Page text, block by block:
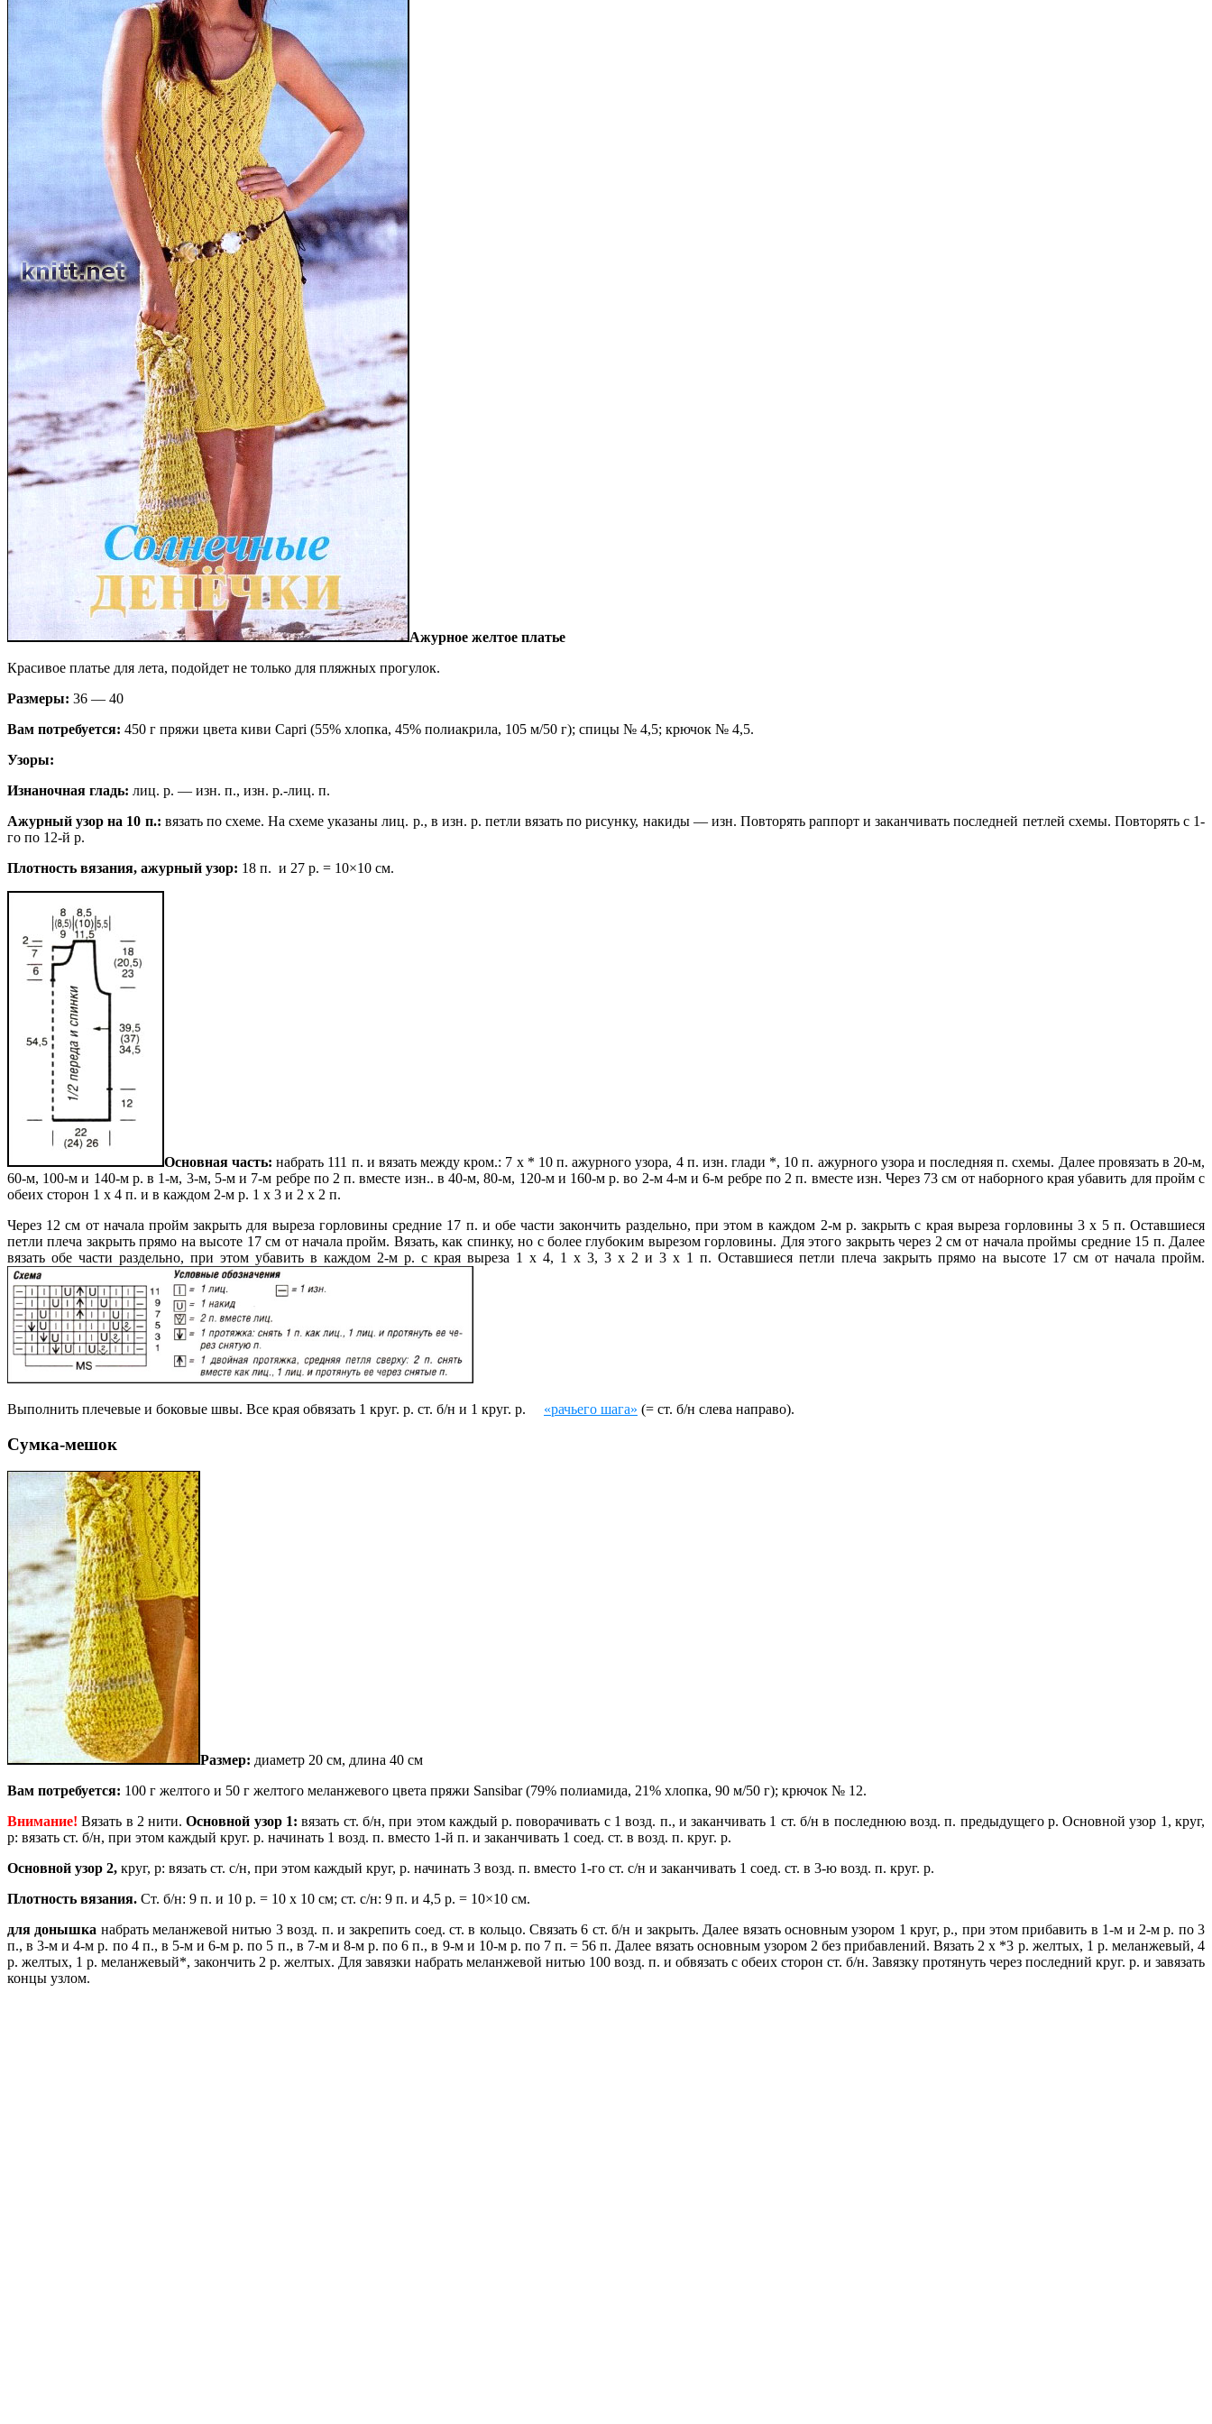
Ажурное желтое платье
Красивое платье для лета, подойдет не только для пляжных прогулок.
Размеры: 36 — 40
Вам потребуется: 450 г пряжи цвета киви Capri (55% хлопка, 45% полиакрила, 105 м/50 г); спицы № 4,5; крючок № 4,5.
Узоры:
Изнаночная гладь: лиц. р. — изн. п., изн. р.-лиц. п.
Ажурный узор на 10 п.: вязать по схеме. На схеме указаны лиц. р., в изн. р. петли вязать по рисунку, накиды — изн. Повторять раппорт и заканчивать последней петлей схемы. Повторять с 1-
го по 12-й р.
Плотность вязания, ажурный узор: 18 п. и 27 р. = 10×10 см.
Основная часть: набрать 111 п. и вязать между кром.: 7 х * 10 п. ажурного узора, 4 п. изн. глади *, 10 п. ажурного узора и последняя п. схемы. Далее провязать в 20-м,
60-м, 100-м и 140-м р. в 1-м, 3-м, 5-м и 7-м ребре по 2 п. вместе изн.. в 40-м, 80-м, 120-м и 160-м р. во 2-м 4-м и 6-м ребре по 2 п. вместе изн. Через 73 см от наборного края убавить для пройм с
обеих сторон 1 х 4 п. и в каждом 2-м р. 1 х 3 и 2 х 2 п.
Через 12 см от начала пройм закрыть для выреза горловины средние 17 п. и обе части закончить раздельно, при этом в каждом 2-м р. закрыть с края выреза горловины 3 х 5 п. Оставшиеся
петли плеча закрыть прямо на высоте 17 см от начала пройм. Вязать, как спинку, но с более глубоким вырезом гор­ловины. Для этого закрыть через 2 см от начала проймы средние 15 п. Далее
вязать обе части раздельно, при этом убавить в каждом 2-м р. с края выреза 1 х 4, 1 х 3, 3 х 2 и 3 х 1 п. Оставшиеся петли плеча закрыть прямо на высоте 17 см от начала пройм.
Выполнить плечевые и боковые швы. Все края обвязать 1 круг. р. ст. б/н и 1 круг. р. «рачьего шага» (= ст. б/н слева направо).
Сумка-мешок
Размер: диаметр 20 см, длина 40 см
Вам потребуется: 100 г желтого и 50 г желтого меланжевого цвета пряжи Sansibar (79% полиамида, 21% хлопка, 90 м/50 г); крючок № 12.
Внимание! Вязать в 2 нити.Основной узор 1: вязать ст. б/н, при этом каждый р. поворачивать с 1 возд. п., и заканчивать 1 ст. б/н в последнюю возд. п. предыдущего р. Основной узор 1, круг,
р: вязать ст. б/н, при этом каждый круг. р. начинать 1 возд. п. вместо 1-й п. и заканчивать 1 соед. ст. в возд. п. круг. р.
Основной узор 2, круг, р: вязать ст. с/н, при этом каждый круг, р. начинать 3 возд. п. вместо 1-го ст. с/н и заканчивать 1 соед. ст. в 3-ю возд. п. круг. р.
Плотность вязания. Ст. б/н: 9 п. и 10 р. = 10 х 10 см; ст. с/н: 9 п. и 4,5 р. = 10×10 см.
для донышка набрать меланжевой нитью 3 возд. п. и закрепить соед. ст. в кольцо. Связать 6 ст. б/н и закрыть. Далее вязать основным узором 1 круг, р., при этом прибавить в 1-м и 2-м р. по 3
п., в 3-м и 4-м р. по 4 п., в 5-м и 6-м р. по 5 п., в 7-м и 8-м р. по 6 п., в 9-м и 10-м р. по 7 п. = 56 п. Далее вязать основным узором 2 без прибавлений. Вязать 2 х *3 р. желтых, 1 р. меланжевый, 4
р. желтых, 1 р. меланжевый*, закончить 2 р. желтых. Для завязки набрать меланжевой нитью 100 возд. п. и обвязать с обеих сторон ст. б/н. Завязку протянуть через последний круг. р. и завязать
концы узлом.